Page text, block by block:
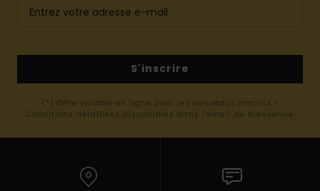
S'inscrire
(*) Offre valable en ligne pour les nouveaux inscrits -
Conditions détaillées disponibles dans l'email de bienvenue